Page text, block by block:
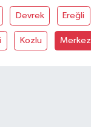
Devrek Ereğli
Kozlu Merkez